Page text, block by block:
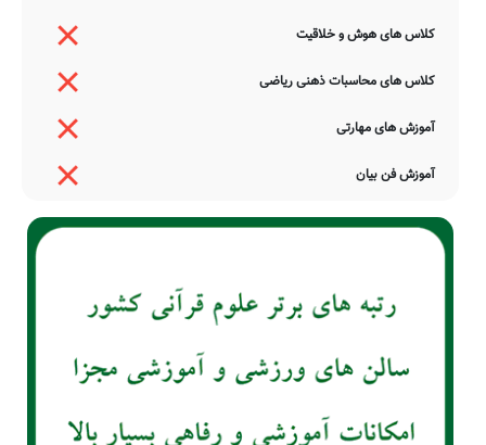
کلاس های هوش و خلاقیت
کلاس های محاسبات ذهنی ریاضی
آموزش های مهارتی
آموزش فن بیان